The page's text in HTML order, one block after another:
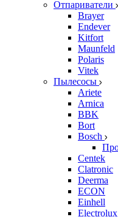
Отпариватели
Brayer
Endever
Kitfort
Maunfeld
Polaris
Vitek
Пылесосы
Ariete
Arnica
BBK
Bort
Bosch
Centek
Clatronic
Deerma
ECON
Einhell
Electrolux